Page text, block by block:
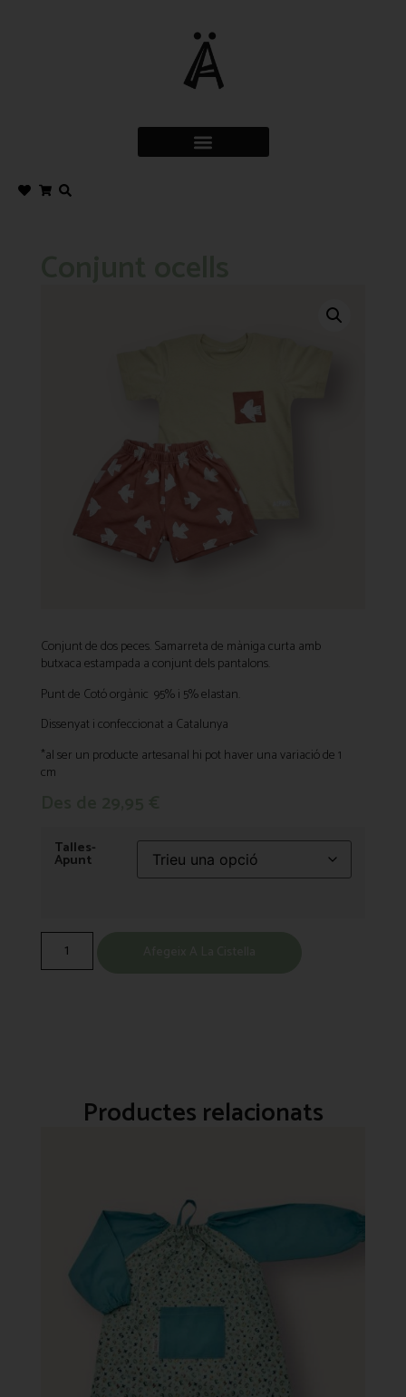
Conjunt de dos peces. Samarreta de màniga curta amb
butxaca estampada a conjunt dels pantalons.
Punt de Cotó orgànic 95% i 5% elastan.
Dissenyat i confeccionat a Catalunya
*al ser un producte artesanal hi pot haver una variació de 1
cm
Talles-
Apunt
Productes relacionats